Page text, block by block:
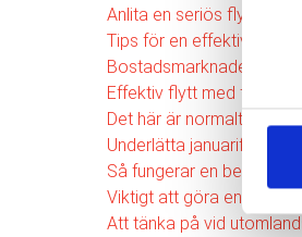
Anlita en seriös flyttfirma i
Tips för en effektiv
Bostadsmarknaden
Effektiv flytt med flytthjälp
Det här är normalt slitage
Underlätta januariflytten
Så fungerar en besiktning
Viktigt att göra en
Att tänka på vid